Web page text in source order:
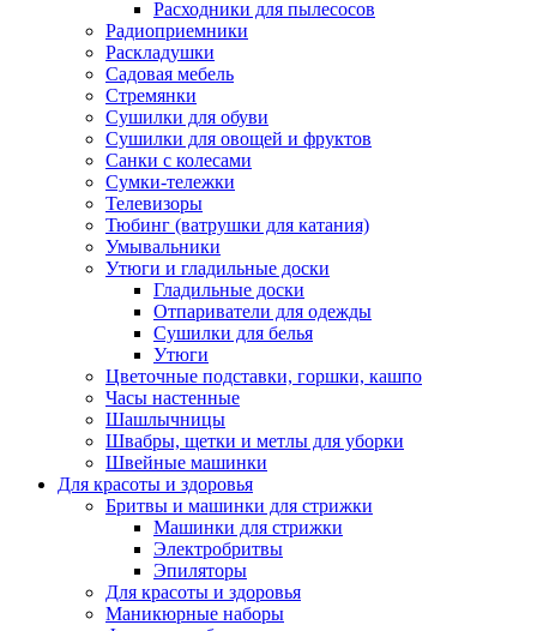
Расходники для пылесосов
Радиоприемники
Раскладушки
Садовая мебель
Стремянки
Сушилки для обуви
Сушилки для овощей и фруктов
Санки с колесами
Сумки-тележки
Телевизоры
Тюбинг (ватрушки для катания)
Умывальники
Утюги и гладильные доски
Гладильные доски
Отпариватели для одежды
Сушилки для белья
Утюги
Цветочные подставки, горшки, кашпо
Часы настенные
Шашлычницы
Швабры, щетки и метлы для уборки
Швейные машинки
Для красоты и здоровья
Бритвы и машинки для стрижки
Машинки для стрижки
Электробритвы
Эпиляторы
Для красоты и здоровья
Маникюрные наборы